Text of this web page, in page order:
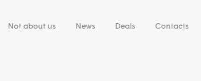
Not about us News Deals Contacts